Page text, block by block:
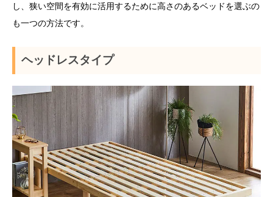
し、狭い空間を有効に活用するために高さのあるベッドを選ぶの
も一つの方法です。
ヘッドレスタイプ